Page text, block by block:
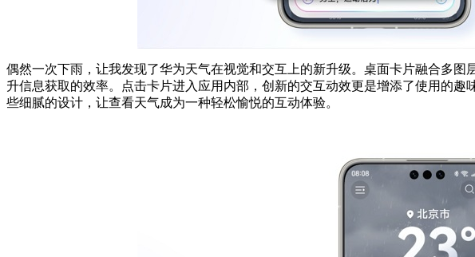
偶然一次下雨，让我发现了华为天气在视觉和交互上的新升级。桌面卡片融合多
升信息获取的效率。点击卡片进入应用内部，创新的交互动效更是增添了使用的
些细腻的设计，让查看天气成为一种轻松愉悦的互动体验。